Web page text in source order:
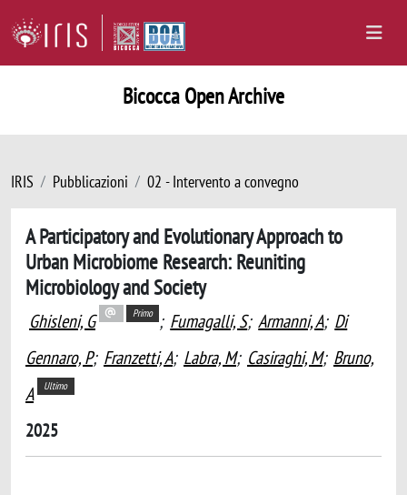
Bicocca Open Archive
IRIS Pubblicazioni 02 - Intervento a convegno
A Participatory and Evolutionary Approach to
Urban Microbiome Research: Reuniting
Microbiology and Society
Ghisleni, G Primo ; Fumagalli, S; Armanni, A; Di
Gennaro, P; Franzetti, A; Labra, M; Casiraghi, M; Bruno,
A
Ultimo
2025